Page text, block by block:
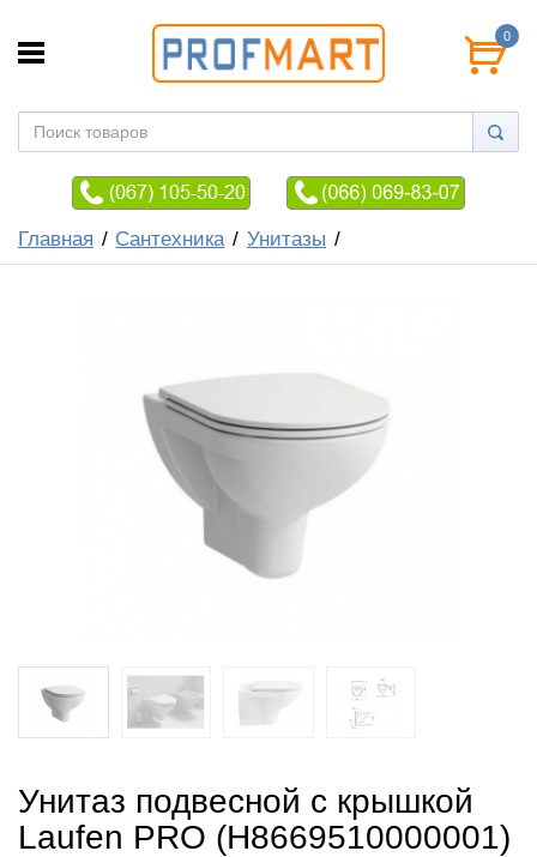
0
Главная Сантехника Унитазы
Унитаз подвесной с крышкой
Laufen PRO (H8669510000001)